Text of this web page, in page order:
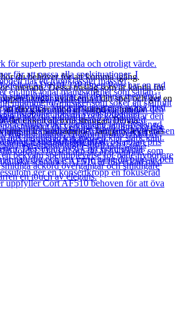
du behöver för att komma igång.
i meranti. Dessa träslag som är kända för
återger nyanserna i ditt spel och ger en
att din gitarr alltid är stämd en intuitiv
det enkelt att byta strängar. Denna
och framträdande. Jampack levereras